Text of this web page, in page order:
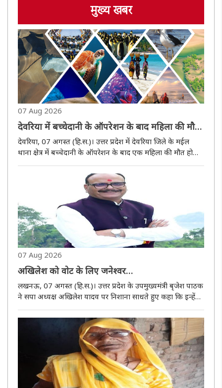
मुख्य खबर
07 Aug 2026
देवरिया में बच्चेदानी के ऑपरेशन के बाद महिला की मौत,
निजी अस्पताल में परिजनों का हंगामा
देवरिया, 07 अगस्त (हि.स.)। उत्तर प्रदेश में देवरिया जिले के मईल
थाना क्षेत्र में बच्चेदानी के ऑपरेशन के बाद एक महिला की मौत हो
गई। परिजनों ने चिकित्सकीय लापरवाही का आरोप लगाते हुए निजी
अस्पताल में जमकर हंगामा किया और कार्रवाई की मांग की। सूचना पर
07 Aug 2026
अखिलेश को वाेट के लिए जनेश्वर
मिश्र याद आते हैं और राज करने के लिए अपना परिवार :
बृजेश पाठक
लखनऊ, 07 अगस्त (हि.स.)। उत्तर प्रदेश के उपमुख्यमंत्री बृजेश पाठक
ने सपा अध्यक्ष अखिलेश यादव पर निशाना साधते हुए कहा कि इन्हें
ब्राह्मण वोट के लिए जनेश्वर मिश्रा याद आते हैं और राज करने के लिए
सिर्फ अपना परिवार। ब्राह्मण वोट दें, इन्हें गद्दी दिलाएं..